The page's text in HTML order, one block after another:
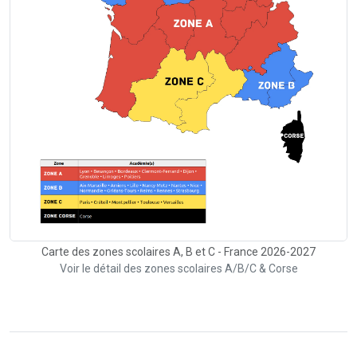
Carte des zones scolaires A, B et C - France 2026-2027
Voir le détail des zones scolaires A/B/C & Corse